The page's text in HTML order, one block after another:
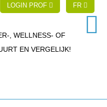
LOGIN PROF FR
, WELLNESS- OF
EN VERGELIJK!